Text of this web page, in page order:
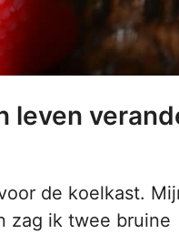
leven
de koelkast.
zag ik twee bruine